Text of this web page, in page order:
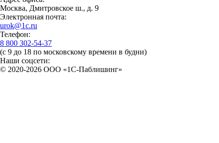
Москва, Дмитровское ш., д. 9
Электронная почта:
urok@1c.ru
Телефон:
8 800 302-54-37
(с 9 до 18 по московскому времени в будни)
Наши соцсети:
© 2020-2026 OOO «1С-Паблишинг»